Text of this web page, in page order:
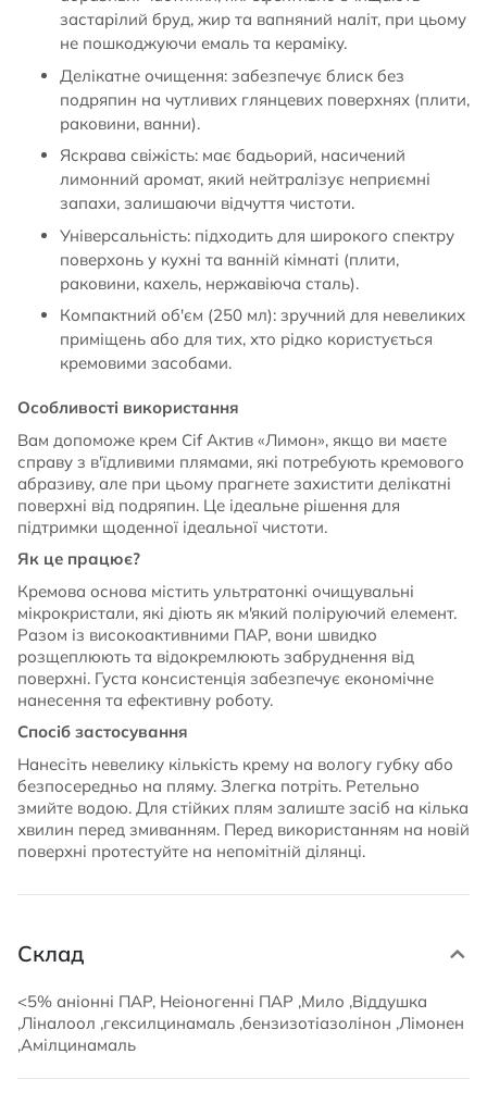
застарілий бруд, жир та вапняний наліт, при цьому
не пошкоджуючи емаль та кераміку.
Делікатне очищення: забезпечує блиск без
подряпин на чутливих глянцевих поверхнях (плити,
раковини, ванни).
Яскрава свіжість: має бадьорий, насичений
лимонний аромат, який нейтралізує неприємні
запахи, залишаючи відчуття чистоти.
Універсальність: підходить для широкого спектру
поверхонь у кухні та ванній кімнаті (плити,
раковини, кахель, нержавіюча сталь).
Компактний об'єм (250 мл): зручний для невеликих
приміщень або для тих, хто рідко користується
кремовими засобами.
Особливості використання
Вам допоможе крем Cif Актив «Лимон», якщо ви маєте
справу з в'їдливими плямами, які потребують кремового
абразиву, але при цьому прагнете захистити делікатні
поверхні від подряпин. Це ідеальне рішення для
підтримки щоденної ідеальної чистоти.
Як це працює?
Кремова основа містить ультратонкі очищувальні
мікрокристали, які діють як м'який поліруючий елемент.
Разом із високоактивними ПАР, вони швидко
розщеплюють та відокремлюють забруднення від
поверхні. Густа консистенція забезпечує економічне
нанесення та ефективну роботу.
Спосіб застосування
Нанесіть невелику кількість крему на вологу губку або
безпосередньо на пляму. Злегка потріть. Ретельно
змийте водою. Для стійких плям залиште засіб на кілька
хвилин перед змиванням. Перед використанням на новій
поверхні протестуйте на непомітній ділянці.
Склад
<5% аніонні ПАР, Неіоногенні ПАР ,Мило ,Віддушка
,Ліналоол ,гексилцинамаль ,бензизотіазолінон ,Лімонен
,Амілцинамаль